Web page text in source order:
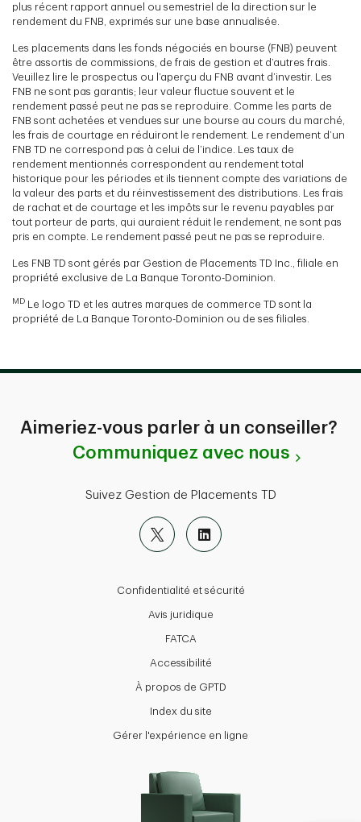
plus récent rapport annuel ou semestriel de la direction sur le
rendement du FNB, exprimés sur une base annualisée.
Les placements dans les fonds négociés en bourse (FNB) peuvent
être assortis de commissions, de frais de gestion et d’autres frais.
Veuillez lire le prospectus ou l’aperçu du FNB avant d’investir. Les
FNB ne sont pas garantis; leur valeur fluctue souvent et le
rendement passé peut ne pas se reproduire. Comme les parts de
FNB sont achetées et vendues sur une bourse au cours du marché,
les frais de courtage en réduiront le rendement. Le rendement d’un
FNB TD ne correspond pas à celui de l’indice. Les taux de
rendement mentionnés correspondent au rendement total
historique pour les périodes et ils tiennent compte des variations de
la valeur des parts et du réinvestissement des distributions. Les frais
de rachat et de courtage et les impôts sur le revenu payables par
tout porteur de parts, qui auraient réduit le rendement, ne sont pas
pris en compte. Le rendement passé peut ne pas se reproduire.
Les FNB TD sont gérés par Gestion de Placements TD Inc., filiale en
propriété exclusive de La Banque Toronto-Dominion.
MD Le logo TD et les autres marques de commerce TD sont la
propriété de La Banque Toronto-Dominion ou de ses filiales.
Aimeriez-vous parler à un conseiller?
Communiquez avec nous
Suivez Gestion de Placements TD
Confidentialité et sécurité
Avis juridique
FATCA
Accessibilité
À propos de GPTD
Index du site
Gérer l'expérience en ligne